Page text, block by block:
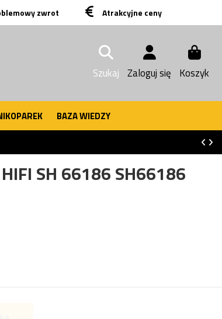
zwrot Atrakcyjne ceny
Szukaj Zaloguj się Koszyk
BAZA WIEDZY
HIFI SH 66186 SH66186